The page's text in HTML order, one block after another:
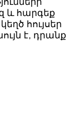
և հարգեք
հույսեր
է, դրանք